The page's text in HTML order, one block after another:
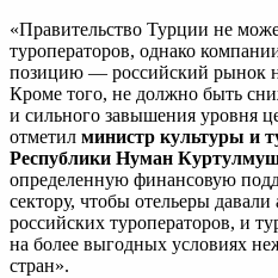
«Правительство Турции не
туроператоров, однако
позицию — российский рынок
Кроме того, не должно быть
и сильного завышения уровня
отметил министр культуры и
Республики Нуман
определенную финансовую
сектору, чтобы отельеры
российских туроператоров, и
на более выгодных условиях
стран».